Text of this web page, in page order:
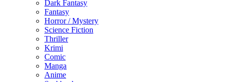
Dark Fantasy
Fantasy
Horror / Mystery
Science Fiction
Thriller
Krimi
Comic
Manga
Anime